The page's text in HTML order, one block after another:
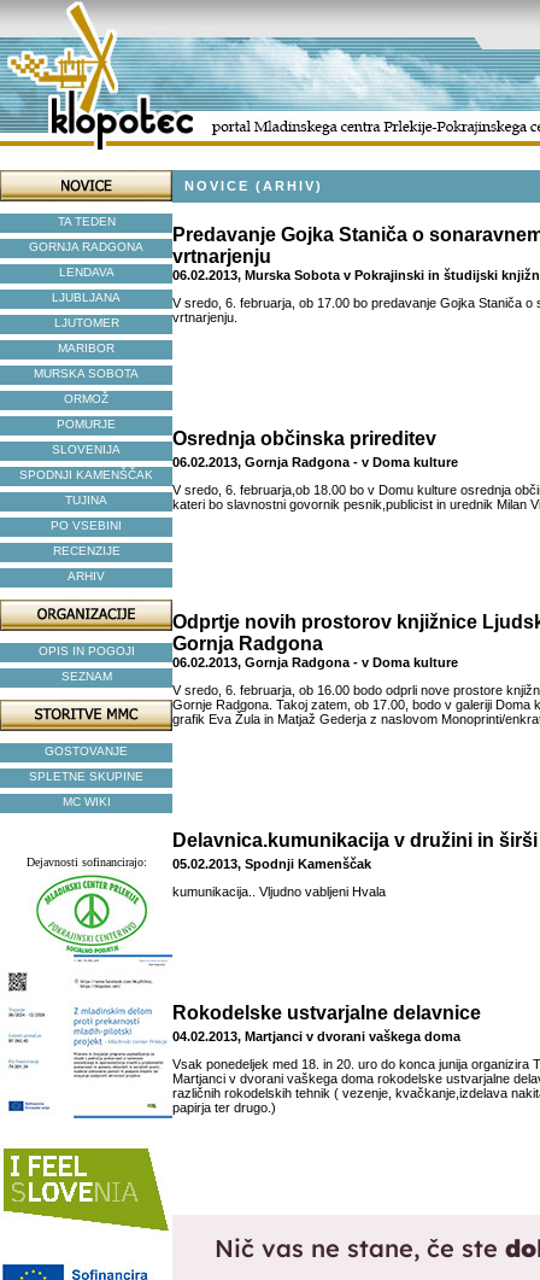
TA TEDEN
GORNJA RADGONA
LENDAVA
LJUBLJANA
LJUTOMER
MARIBOR
MURSKA SOBOTA
ORMOŽ
POMURJE
SLOVENIJA
SPODNJI KAMENŠČAK
TUJINA
PO VSEBINI
RECENZIJE
ARHIV
OPIS IN POGOJI
SEZNAM
GOSTOVANJE
SPLETNE SKUPINE
MC WIKI
Dejavnosti sofinancirajo:
NOVICE (ARHIV)
Predavanje Gojka Staniča o
vrtnarjenju
06.02.2013, Murska Sobota v Pokrajinski in študijski
V sredo, 6. februarja, ob 17.00 bo predavanje Gojka Staniča o
vrtnarjenju.
Osrednja občinska prireditev
06.02.2013, Gornja Radgona - v Doma kulture
V sredo, 6. februarja,ob 18.00 bo v Domu kulture osrednja
kateri bo slavnostni govornik pesnik,publicist in urednik Milan
Odprtje novih prostorov knjižnice
Gornja Radgona
06.02.2013, Gornja Radgona - v Doma kulture
V sredo, 6. februarja, ob 16.00 bodo odprli nove prostore
Gornje Radgona. Takoj zatem, ob 17.00, bodo v galeriji Doma
grafik Eva Žula in Matjaž Gederja z naslovom Monoprinti/
Delavnica.kumunikacija v družini in širši
05.02.2013, Spodnji Kamenščak
kumunikacija.. Vljudno vabljeni Hvala
Rokodelske ustvarjalne delavnice
04.02.2013, Martjanci v dvorani vaškega doma
Vsak ponedeljek med 18. in 20. uro do konca junija organizira
Martjanci v dvorani vaškega doma rokodelske ustvarjalne
različnih rokodelskih tehnik ( vezenje, kvačkanje,izdelava
papirja ter drugo.)